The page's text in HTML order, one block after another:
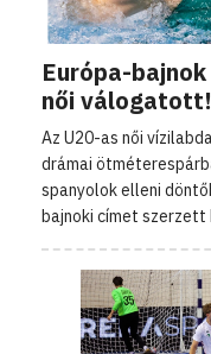
Európa-
női válogatott!
Az U20-as női
drámai
spanyolok elleni
bajnoki címet szerzett